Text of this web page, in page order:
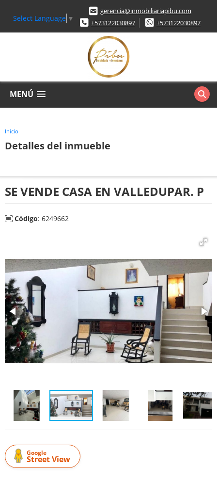
Select Language ▼
gerencia@inmobiliariapibu.com
+573122030897
+573122030897
MENÚ
Inicio
Detalles del inmueble
SE VENDE CASA EN VALLEDUPAR. P
Código: 6249662
Google
Street View